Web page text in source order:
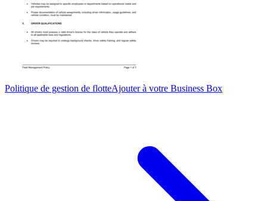
Politique de gestion de flotteAjouter à votre Business Box